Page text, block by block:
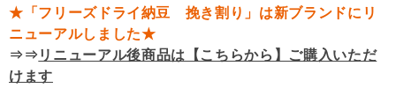
★「フリーズドライ納豆 挽き割り」は新ブランドにリ
ニューアルしました★
⇒⇒ リニューアル後商品は【こちらから】ご購入いただ
けます